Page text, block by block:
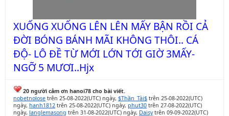
XUỐNG XUỐNG LÊN LÊN MẤY BẬN RỒI CẢ
ĐỜI BÓNG BÁNH MÃI KHÔNG THÔI.. CÁ
ĐỘ- LÔ ĐỀ TỪ MỚI LỚN TỚI GIỜ 3MẤY-
NGỠ 5 MƯƠI..Hjx
20 người cảm ơn hanoi78 cho bài viết.
nobetnolose trên 25-08-2022(UTC) ngày, $Thần_Tài$ trên 25-08-2022(UTC)
ngày, hanh1812 trên 25-08-2022(UTC) ngày, phut30 trên 27-08-2022(UTC)
ngày, langlemasong trên 31-08-2022(UTC) ngày, Daisytrên 09-09-2022(UTC)